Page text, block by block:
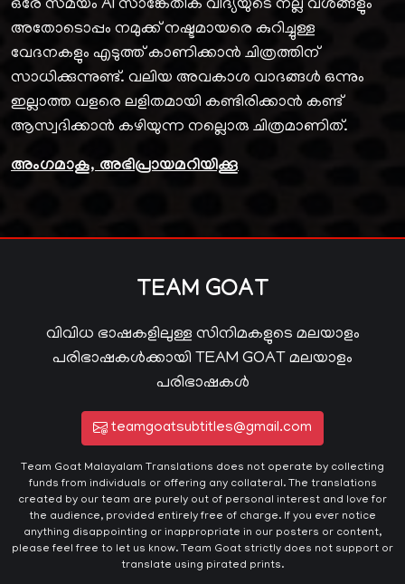
ഒരേ സമയം AI സാങ്കേതിക വിദ്യയുടെ നല്ല വശങ്ങളും
അതോടൊപ്പം നമുക്ക് നഷ്ടമായരെ കുറിച്ചുള്ള
വേദനകളും എടുത്ത് കാണിക്കാൻ ചിത്രത്തിന്
സാധിക്കുന്നുണ്ട്. വലിയ അവകാശ വാദങ്ങൾ ഒന്നും
ഇല്ലാത്ത വളരെ ലളിതമായി കണ്ടിരിക്കാൻ കണ്ട്
ആസ്വദിക്കാൻ കഴിയുന്ന നല്ലൊരു ചിത്രമാണിത്.
അംഗമാകൂ, അഭിപ്രായമറിയിക്കൂ
TEAM GOAT
വിവിധ ഭാഷകളിലുള്ള സിനിമകളുടെ മലയാളം
പരിഭാഷകൾക്കായി TEAM GOAT മലയാളം
പരിഭാഷകൾ
teamgoatsubtitles@gmail.com
Team Goat Malayalam Translations does not operate by collecting
funds from individuals or offering any collateral. The translations
created by our team are purely out of personal interest and love for
the audience, provided entirely free of charge. If you ever notice
anything disappointing or inappropriate in our posters or content,
please feel free to let us know. Team Goat strictly does not support or
translate using pirated prints.